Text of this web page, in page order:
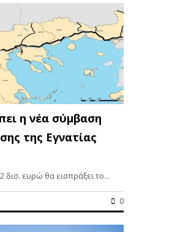
η νέα σύμβαση
της Εγνατίας
δισ. ευρώ θα εισπράξει το...
0